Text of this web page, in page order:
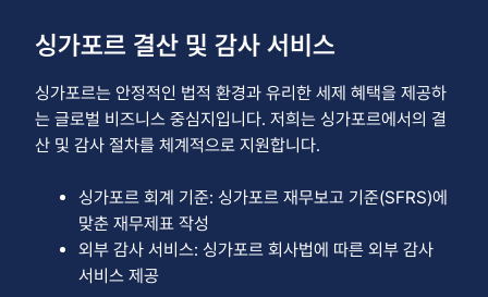
싱가포르 결산 및 감사 서비스
싱가포르는 안정적인 법적 환경과 유리한 세제 혜택을 제공하
는 글로벌 비즈니스 중심지입니다. 저희는 싱가포르에서의 결
산 및 감사 절차를 체계적으로 지원합니다.
싱가포르 회계 기준: 싱가포르 재무보고 기준(SFRS)에
맞춘 재무제표 작성
외부 감사 서비스: 싱가포르 회사법에 따른 외부 감사
서비스 제공